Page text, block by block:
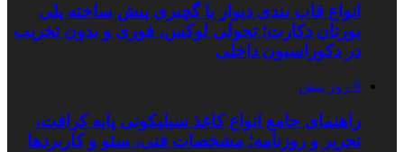
انواع قاب بندی دیوار با گچبری پیش ساخته پلی
یورتان دکارت؛ تحولی لوکس، فوری و بدون تخریب
در دکوراسیون داخلی
6 روز پیش
راهنمای جامع انواع کاغذ سیلیکونی پایه کرافت،
تحریر و روزنامه؛ مشخصات فنی، سئو و کاربردها